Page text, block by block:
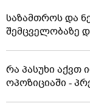
საზამთროს და
შემცველობაზე
რა პასუხი აქვთ
ოპოზიციაში -